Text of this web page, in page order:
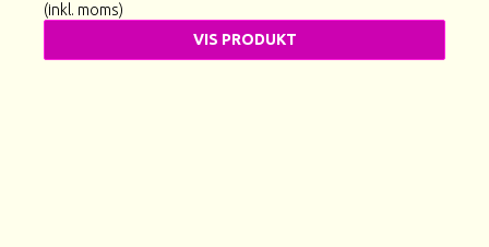
(inkl. moms)
VIS PRODUKT